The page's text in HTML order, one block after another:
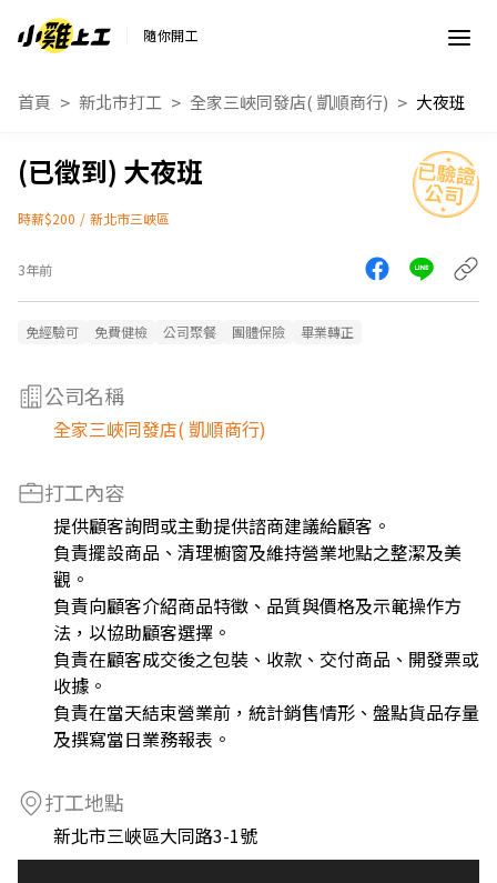
隨你開工
首頁 新北市打工 全家三峽同發店( 凱順商行) 大夜班
大夜班
時薪$200 / 新北市三峽區
3年前
免經驗可 免費健檢 公司聚餐 團體保險 畢業轉正
公司名稱
全家三峽同發店( 凱順商行)
打工內容
提供顧客詢問或主動提供諮商建議給顧客。
負責擺設商品、清理櫥窗及維持營業地點之整潔及美
觀。
負責向顧客介紹商品特徵、品質與價格及示範操作方
法，以協助顧客選擇。
負責在顧客成交後之包裝、收款、交付商品、開發票或
收據。
負責在當天結束營業前，統計銷售情形、盤點貨品存量
及撰寫當日業務報表。
打工地點
新北市三峽區大同路3-1號